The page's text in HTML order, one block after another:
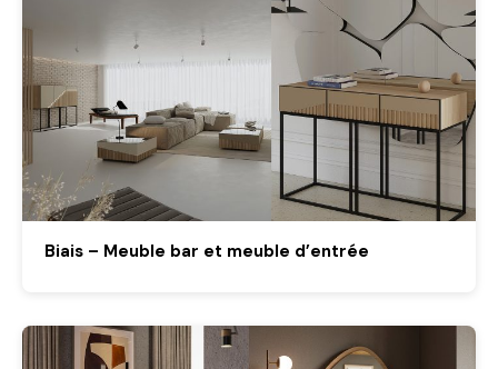
Biais – Meuble bar et meuble d’entrée